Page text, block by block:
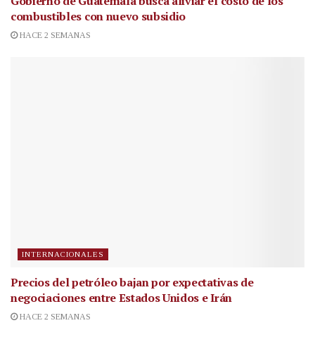
combustibles con nuevo subsidio
HACE 2 SEMANAS
INTERNACIONALES
Precios del petróleo bajan por expectativas de
negociaciones entre Estados Unidos e Irán
HACE 2 SEMANAS